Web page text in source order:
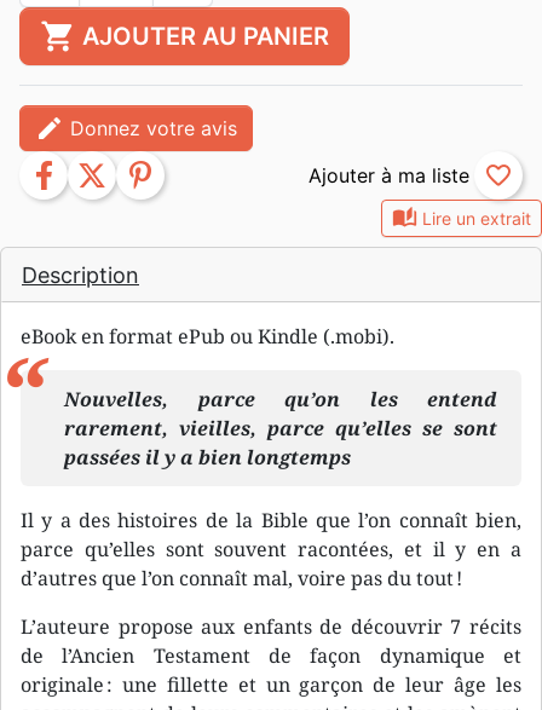
auto_stories Lire un extrait
Description
eBook en format ePub ou Kindle (.mobi).
Nouvelles, parce qu’on les entend
rarement, vieilles, parce qu’elles se sont
passées il y a bien longtemps
Il y a des histoires de la Bible que l’on connaît bien,
parce qu’elles sont souvent racontées, et il y en a
d’autres que l’on connaît mal, voire pas du tout !
L’auteure propose aux enfants de découvrir 7 récits
de l’Ancien Testament de façon dynamique et
originale : une fillette et un garçon de leur âge les
shopping_cart AJOUTER AU PANIER
edit Donnez votre avis
facebook twitter pinterest favorite_border